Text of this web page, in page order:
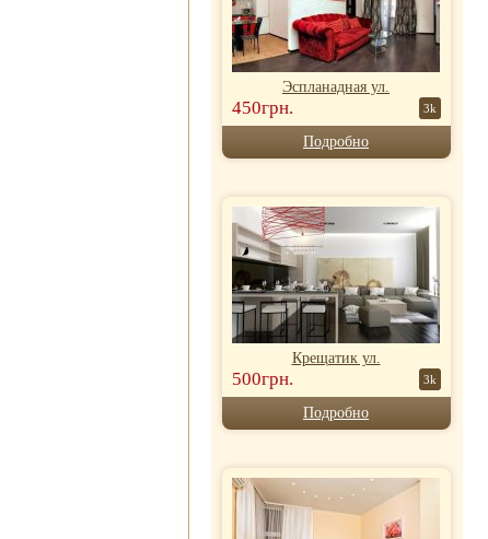
Эспланадная ул.
450грн. 3k
Подробно
Крещатик ул.
500грн. 3k
Подробно